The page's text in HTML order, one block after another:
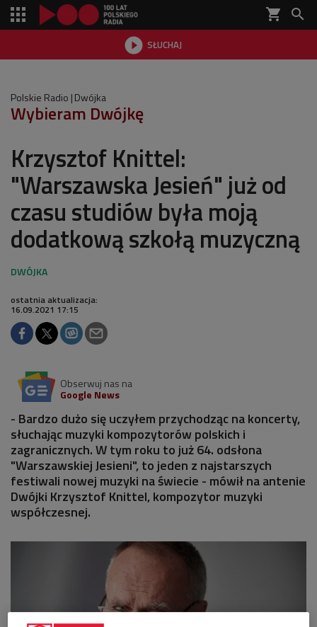
shopping_cart 
 SŁUCHAJ

Polskie Radio Dwójka
Wybieram Dwójkę
Krzysztof Knittel:
"Warszawska Jesień" już od
czasu studiów była moją
dodatkową szkołą muzyczną
ostatnia aktualizacja:
16.09.2021 17:15
Obserwuj nas na
Google News
- Bardzo dużo się uczyłem przychodząc na koncerty,
słuchając muzyki kompozytorów polskich i
zagranicznych. W tym roku to już 64. odsłona
"Warszawskiej Jesieni", to jeden z najstarszych
festiwali nowej muzyki na świecie - mówił na antenie
Dwójki Krzysztof Knittel, kompozytor muzyki
współczesnej.